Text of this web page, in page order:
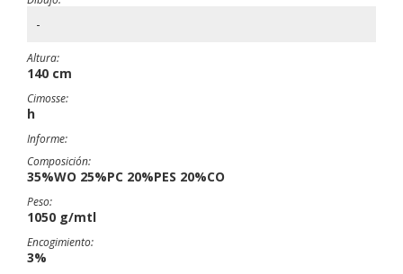
-
Altura:
140 cm
Cimosse:
h
Informe:
Composición:
35%WO 25%PC 20%PES 20%CO
Peso:
1050 g/mtl
Encogimiento:
3%